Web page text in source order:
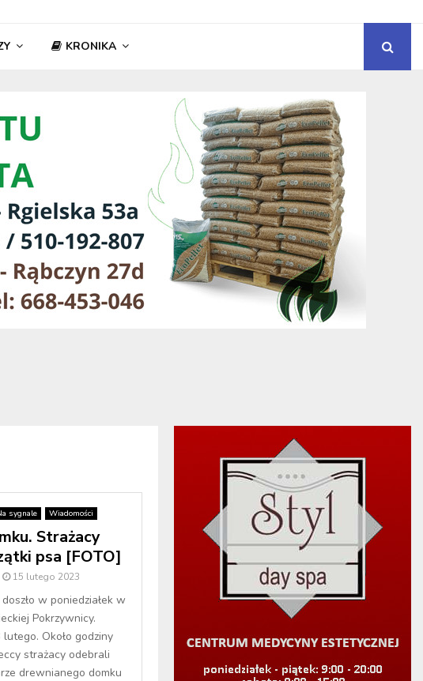
KRONIKA
sygnale Wiadomości
Strażacy
psa [FOTO]
15 lutego 2023
w poniedziałek w
Pokrzywnicy.
lutego. Około godziny
strażacy odebrali
drewnianego domku